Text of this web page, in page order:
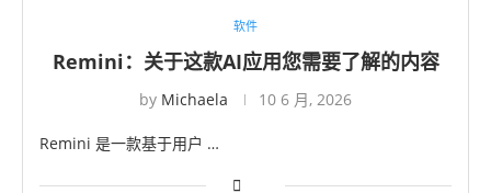
软件
Remini：关于这款AI应用您需要了解的内容
by Michaela 10 6 月, 2026
Remini 是一款基于用户 …